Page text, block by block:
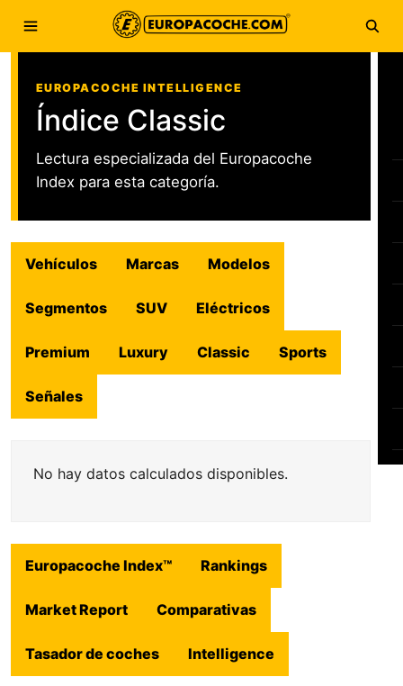
Saltar al contenido
Abrir menú
EUROPACOCHE INTELLIGENCE
Índice Classic
Lectura especializada del Europacoche
Index para esta categoría.
Vehículos Marcas Modelos
Segmentos SUV Eléctricos
Premium Luxury Classic Sports
Señales
No hay datos calculados disponibles.
Europacoche Index™ Rankings
Market Report Comparativas
Tasador de coches Intelligence